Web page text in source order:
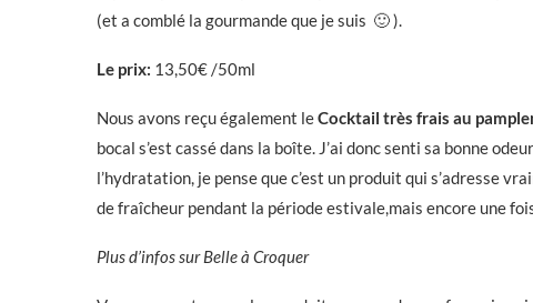
(et a comblé la gourmande que je suis 🙂 ).
Le prix: 13,50€ /50ml
Nous avons reçu également leCocktail très frais au
bocal s’est cassé dans la boîte. J’ai donc senti sa bonne
l’hydratation, je pense que c’est un produit qui s’adresse
de fraîcheur pendant la période estivale,mais encore une
Plus d’infos sur Belle à Croquer